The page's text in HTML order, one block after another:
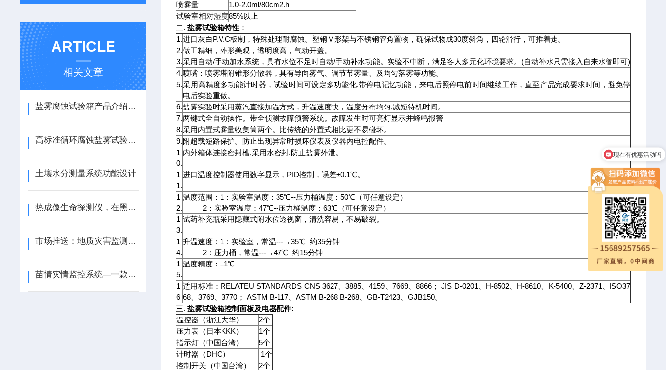
ARTICLE
相关文章
盐雾腐蚀试验箱产品介绍及技术参数
高标准循环腐蚀盐雾试验箱简单介绍
土壤水分测量系统功能设计
热成像生命探测仪，在黑暗中实时锁定生命体征
市场推送：地质灾害监测预警系统—GNSS边坡监测系统（顺+丰+包+邮）
苗情灾情监控系统—一款美轮美奂的苗情监测设备#2022已更新
喷雾量
1.0-2.0ml/80cm2.h
试验室相对湿度85%以上
二.盐雾试验箱特性 ：
1.进口灰白P.V.C板制，特殊处理耐腐蚀。塑钢Ｖ形架与不锈钢管角置物，确保试物成30度斜角，四轮滑行，可推着走。
2.做工精细，外形美观，透明度高，气动开盖。
3.采用自动/手动加水系统，具有水位不足时自动/手动补水功能。实验不中断，满足客人多元化环境要求。(自动补水只需接入自来水管即可)
4.喷嘴：喷雾塔附锥形分散器，具有导向雾气、调节节雾量、及均匀落雾等功能。
5.采用高精度多功能计时器，试验时间可设定多功能化.带停电记忆功能，来电后照停电前时间继续工作，直至产品完成要求时间，避免停
电后实验重做。
6.盐雾实验时采用蒸汽直接加温方式，升温速度快，温度分布均匀,减短待机时间。
7.两键式全自动操作。带全侦测故障预警系统。故障发生时可亮灯显示并蜂鸣报警
8.采用内置式雾量收集筒两个。比传统的外置式相比更不易碰坏。
9.附超载短路保护。防止出现异常时损坏仪表及仪器内电控配件。
1
0.
内外箱体连接密封槽,采用水密封.防止盐雾外泄。
1
1.
进口温度控制器使用数字显示，PID控制，误差±0.1℃。
1
2.
温度范围：1：实验室温度：35℃--压力桶温度：50℃（可任意设定）
2：实验室温度：47℃--压力桶温度：63℃（可任意设定）
1
3.
试药补充瓶采用隐藏式附水位透视窗，清洗容易，不易破裂。
1
4.
升温速度：1：实验室，常温---→35℃ 约35分钟
2：压力桶，常温---→47℃ 约15分钟
1
5.
温度精度：±1℃
1
6
适用标准：RELATEU STANDARDS CNS 3627、3885、4159、7669、8866； JIS D-0201、H-8502、H-8610、K-5400、Z-2371、ISO37
68、3769、3770； ASTM B-117、ASTM B-268 B-268、GB-T2423、GJB150。
三.盐雾试验箱控制面板及电器配件:
温控器（浙江大华）
2个
压力表（日本KKK）
1个
指示灯（中国台湾）
5个
计时器（DHC）
1个
控制开关（中国台湾）
2个
现在有优惠活动吗